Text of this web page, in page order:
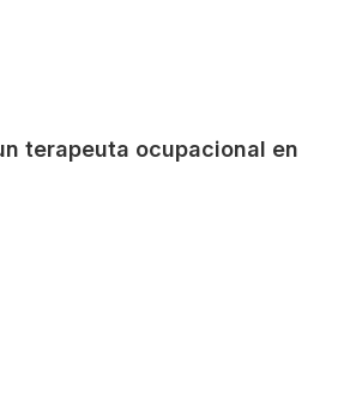
terapeuta ocupacional en